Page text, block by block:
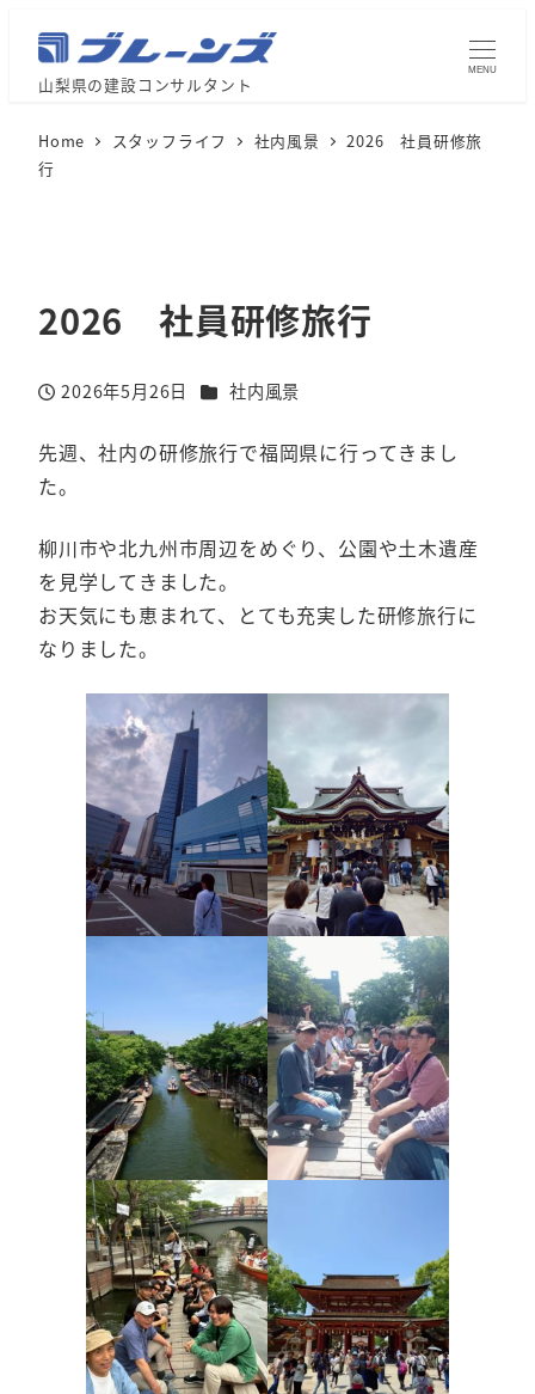
山梨県の建設コンサルタント
MENU
Home スタッフライフ 社内風景
2026 社員研修旅
行
2026 社員研修旅行
投稿日
2026年5月26日 カテゴリー
社内風景
先週、社内の研修旅行で福岡県に行ってきまし
た。
柳川市や北九州市周辺をめぐり、公園や土木遺産
を見学してきました。
お天気にも恵まれて、とても充実した研修旅行に
なりました。